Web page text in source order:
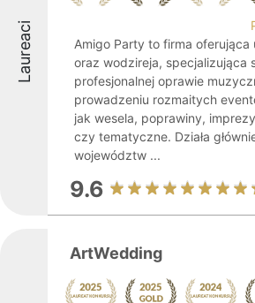
Laureaci
Amigo Party to firma oferująca
oraz wodzireja, specjalizująca
profesjonalnej oprawie
prowadzeniu rozmaitych
jak wesela, poprawiny,
czy tematyczne. Działa
województw ...
9.6
ArtWedding